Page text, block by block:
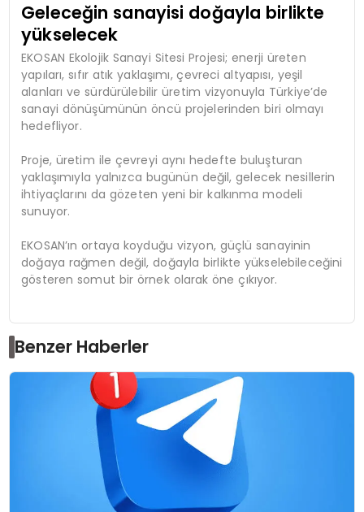
Geleceğin sanayisi doğayla birlikte
yükselecek
EKOSAN Ekolojik Sanayi Sitesi Projesi; enerji üreten
yapıları, sıfır atık yaklaşımı, çevreci altyapısı, yeşil
alanları ve sürdürülebilir üretim vizyonuyla Türkiye’de
sanayi dönüşümünün öncü projelerinden biri olmayı
hedefliyor.
Proje, üretim ile çevreyi aynı hedefte buluşturan
yaklaşımıyla yalnızca bugünün değil, gelecek nesillerin
ihtiyaçlarını da gözeten yeni bir kalkınma modeli
sunuyor.
EKOSAN’ın ortaya koyduğu vizyon, güçlü sanayinin
doğaya rağmen değil, doğayla birlikte yükselebileceğini
gösteren somut bir örnek olarak öne çıkıyor.
Benzer Haberler